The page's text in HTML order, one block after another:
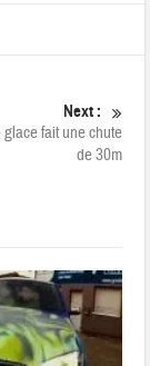
Next :
fait une chute
de 30m